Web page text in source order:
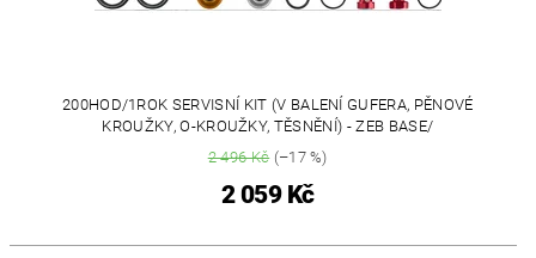
200HOD/1ROK SERVISNÍ KIT (V BALENÍ GUFERA, PĚNOVÉ
KROUŽKY, O-KROUŽKY, TĚSNĚNÍ) - ZEB BASE/
2 496 Kč(–17 %)
2 059 Kč